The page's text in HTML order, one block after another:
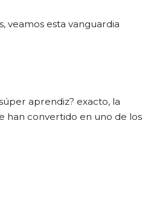
veamos esta vanguardia
aprendiz? exacto, la
han convertido en uno de los